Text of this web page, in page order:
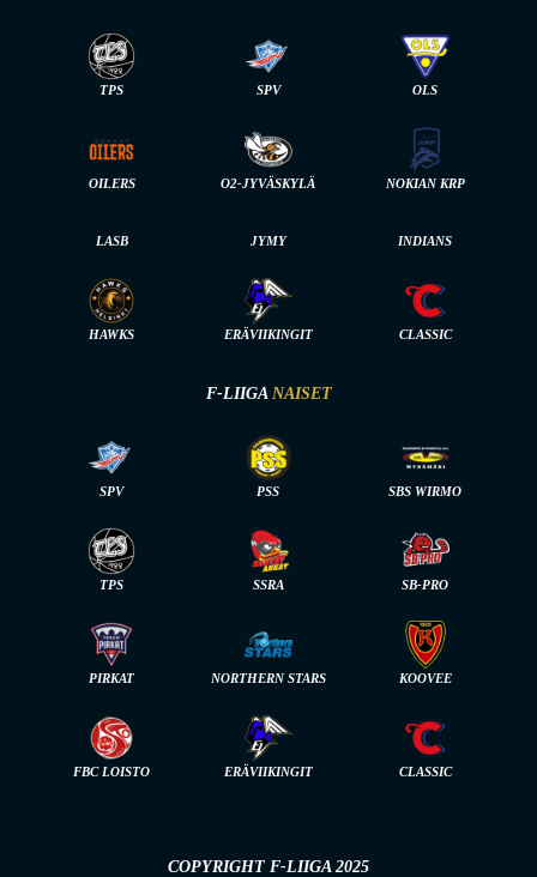
TPS SPV OLS
OILERS O2-JYVÄSKYLÄ NOKIAN KRP
LASB JYMY INDIANS
HAWKS ERÄVIIKINGIT CLASSIC
F-LIIGA NAISET
SPV PSS SBS WIRMO
TPS SSRA SB-PRO
PIRKAT NORTHERN STARS KOOVEE
FBC LOISTO ERÄVIIKINGIT CLASSIC
COPYRIGHT F-LIIGA 2025